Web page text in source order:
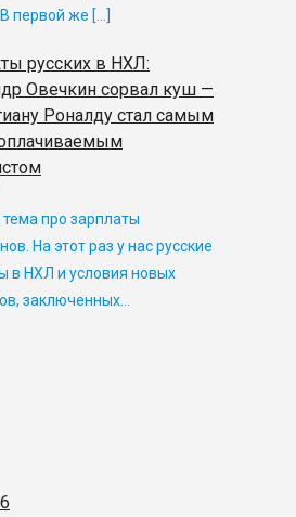
первой же […]
русских в НХЛ:
Овечкин сорвал куш —
Роналду стал самым
про зарплаты
На этот раз у нас русские
в НХЛ и условия новых
заключенных…